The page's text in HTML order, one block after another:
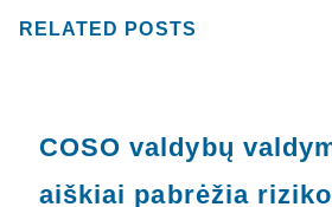
RELATED POSTS
COSO valdybų
aiškiai pabrėžia